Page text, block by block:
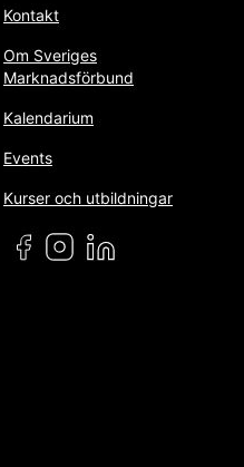
Kontakt
Om Sveriges
Marknadsförbund
Kalendarium
Events
Kurser och utbildningar